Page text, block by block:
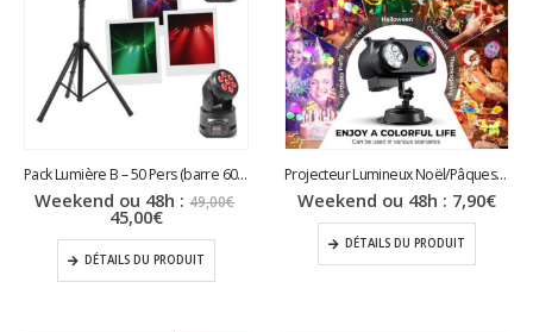
Pack Lumière B – 50 Pers (barre 60 cm + 2 spots)
Weekend ou 48h :49,00€
45,00€Le
actuel
est :
45,00€.
DÉTAILS DU PRODUIT
Projecteur Lumineux Noël/Pâques/Halloween
Weekend ou 48h : 7,90€
DÉTAILS DU PRODUIT